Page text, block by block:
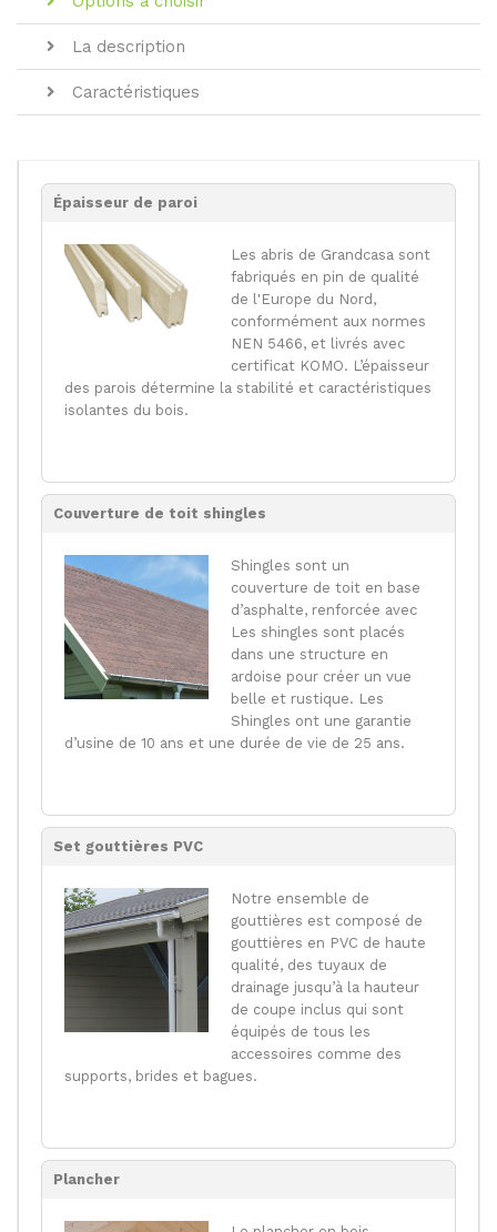
La description
Caractéristiques
Épaisseur de paroi
Les abris de Grandcasa sont
fabriqués en pin de qualité
de l'Europe du Nord,
conformément aux normes
NEN 5466, et livrés avec
certificat KOMO. L’épaisseur
des parois détermine la stabilité et caractéristiques
isolantes du bois.
Couverture de toit shingles
Shingles sont un
couverture de toit en base
d’asphalte, renforcée avec
Les shingles sont placés
dans une structure en
ardoise pour créer un vue
belle et rustique. Les
Shingles ont une garantie
d’usine de 10 ans et une durée de vie de 25 ans.
Set gouttières PVC
Notre ensemble de
gouttières est composé de
gouttières en PVC de haute
qualité, des tuyaux de
drainage jusqu’à la hauteur
de coupe inclus qui sont
équipés de tous les
accessoires comme des
supports, brides et bagues.
Plancher